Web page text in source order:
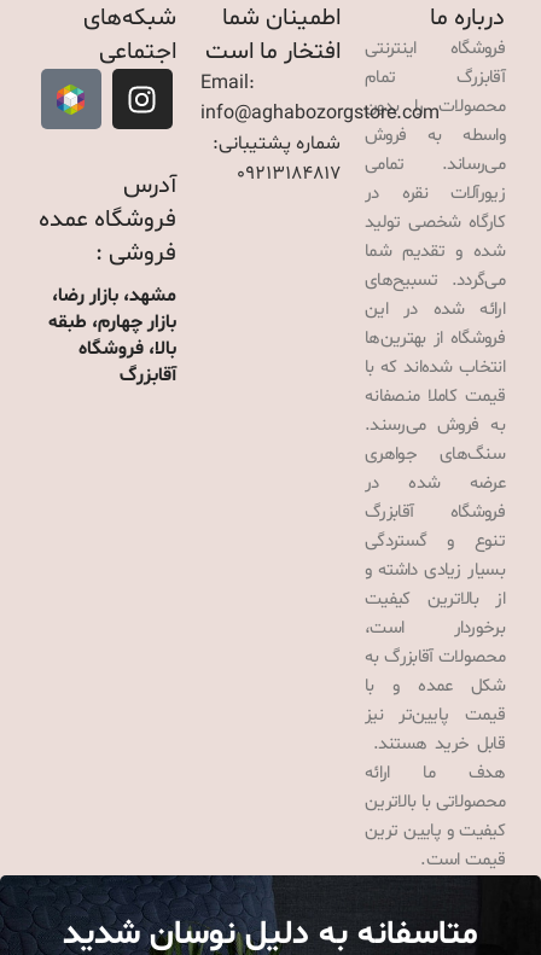
درباره ما
فروشگاه اینترنتی
آقابزرگ تمام
محصولات را بدون
واسطه به فروش
می‌رساند. تمامی
زیورآلات نقره در
کارگاه شخصی تولید
شده و تقدیم شما
می‌گردد. تسبیح‌های
ارائه شده در این
فروشگاه از بهترین‌ها
انتخاب شده‌اند که با
قیمت کاملا منصفانه
به فروش می‌رسند.
سنگ‌های جواهری
عرضه شده در
فروشگاه آقابزرگ
تنوع و گستردگی
بسیار زیادی داشته و
از بالاترین کیفیت
برخوردار است،
محصولات آقابزرگ به
شکل عمده و با
قیمت پایین‌تر نیز
قابل خرید هستند.
هدف ما ارائه
محصولاتی با بالاترین
کیفیت و پایین ترین
قیمت است.
اطمینان شما
افتخار ما است
Email:
info@aghabozorgstore.com
شماره پشتیبانی:
09213184817
شبکه‌های
اجتماعی
آدرس
فروشگاه عمده
فروشی :
مشهد، بازار رضا،
بازار چهارم، طبقه
بالا، فروشگاه
آقابزرگ
متاسفانه به دلیل نوسان شدید